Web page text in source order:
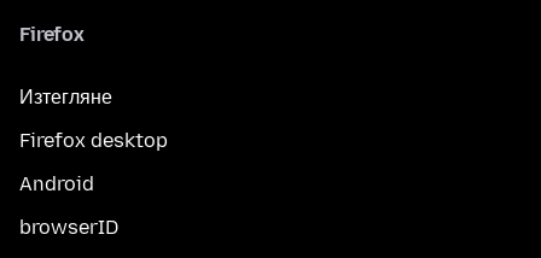
Firefox
Изтегляне
Firefox desktop
Android
browserID